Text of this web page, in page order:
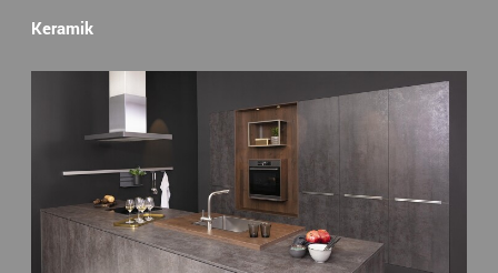
Keramik